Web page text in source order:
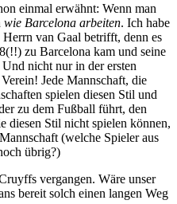
einmal erwähnt: Wenn man
wie Barcelona arbeiten. Ich habe
van Gaal betrifft, denn es
zu Barcelona kam und seine
nicht nur in der ersten
Jede Mannschaft, die
spielen diesen Stil und
zu dem Fußball führt, den
diesen Stil nicht spielen können,
(welche Spieler aus
übrig?)
vergangen. Wäre unser
bereit solch einen langen Weg